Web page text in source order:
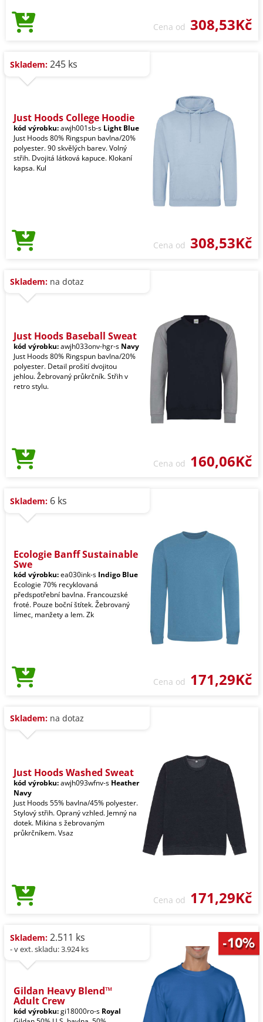
Cena od 308,53Kč
Skladem: 245 ks
Just Hoods College Hoodie
kód výrobku:awjh001sb-s Light Blue
Just Hoods 80% Ringspun bavlna/20%
polyester. 90 skvělých barev. Volný
střih. Dvojitá látková kapuce. Klokaní
kapsa. Kul
Cena od 308,53Kč
Skladem: na dotaz
Just Hoods Baseball Sweat
kód výrobku:awjh033onv-hgr-s Navy
Just Hoods 80% Ringspun bavlna/20%
polyester. Detail prošití dvojitou
jehlou. Žebrovaný průkrčník. Střih v
retro stylu.
Cena od 160,06Kč
Skladem: 6 ks
Ecologie Banff Sustainable
Swe
kód výrobku:ea030ink-s Indigo Blue
Ecologie 70% recyklovaná
předspotřební bavlna. Francouzské
froté. Pouze boční štítek. Žebrovaný
límec, manžety a lem. Zk
Cena od 171,29Kč
Skladem: na dotaz
Just Hoods Washed Sweat
kód výrobku:awjh093wfnv-s Heather
Navy
Just Hoods 55% bavlna/45% polyester.
Stylový střih. Opraný vzhled. Jemný na
dotek. Mikina s žebrovaným
průkrčníkem. Vsaz
Cena od 171,29Kč
Skladem: 2.511 ks
- v ext. skladu: 3.924 ks
Gildan Heavy Blend™
Adult Crew
kód výrobku:gi18000ro-s Royal